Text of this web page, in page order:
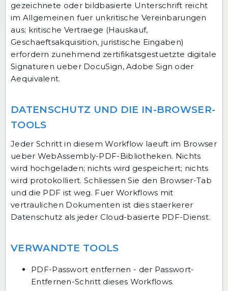
gezeichnete oder bildbasierte Unterschrift reicht
im Allgemeinen fuer unkritische Vereinbarungen
aus; kritische Vertraege (Hauskauf,
Geschaeftsakquisition, juristische Eingaben)
erfordern zunehmend zertifikatsgestuetzte digitale
Signaturen ueber DocuSign, Adobe Sign oder
Aequivalent.
DATENSCHUTZ UND DIE IN-BROWSER-
TOOLS
Jeder Schritt in diesem Workflow laeuft im Browser
ueber WebAssembly-PDF-Bibliotheken. Nichts
wird hochgeladen; nichts wird gespeichert; nichts
wird protokolliert. Schliessen Sie den Browser-Tab
und die PDF ist weg. Fuer Workflows mit
vertraulichen Dokumenten ist dies staerkerer
Datenschutz als jeder Cloud-basierte PDF-Dienst.
VERWANDTE TOOLS
PDF-Passwort entfernen - der Passwort-
Entfernen-Schritt dieses Workflows.